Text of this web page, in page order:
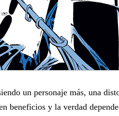
un personaje más, una
beneficios y la verdad